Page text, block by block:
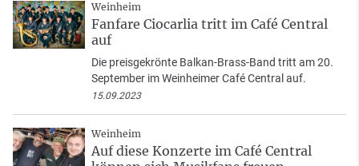
Weinheim
Fanfare Ciocarlia tritt im Café Central
auf
Die preisgekrönte Balkan-Brass-Band tritt am 20.
September im Weinheimer Café Central auf.
15.09.2023
Weinheim
Auf diese Konzerte im Café Central